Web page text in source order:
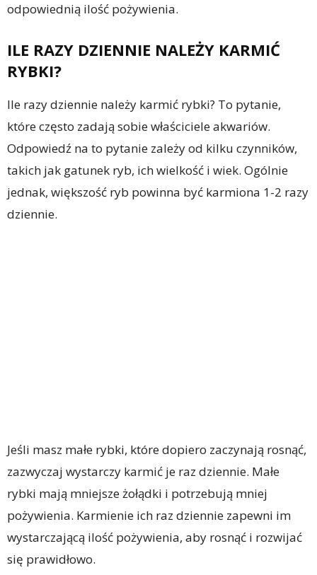
odpowiednią ilość pożywienia.
ILE RAZY DZIENNIE NALEŻY KARMIĆ
RYBKI?
Ile razy dziennie należy karmić rybki? To pytanie,
które często zadają sobie właściciele akwariów.
Odpowiedź na to pytanie zależy od kilku czynników,
takich jak gatunek ryb, ich wielkość i wiek. Ogólnie
jednak, większość ryb powinna być karmiona 1-2 razy
dziennie.
Jeśli masz małe rybki, które dopiero zaczynają rosnąć,
zazwyczaj wystarczy karmić je raz dziennie. Małe
rybki mają mniejsze żołądki i potrzebują mniej
pożywienia. Karmienie ich raz dziennie zapewni im
wystarczającą ilość pożywienia, aby rosnąć i rozwijać
się prawidłowo.